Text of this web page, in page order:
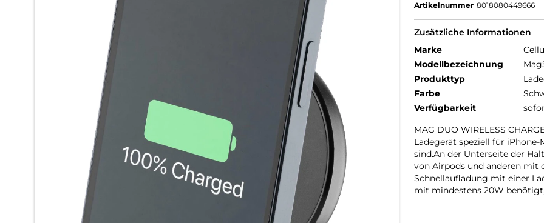
Artikelnummer 8018080449666
Zusätzliche Informationen
Marke
Modellbezeichnung
Produkttyp
Farbe
Verfügbarkeit
MAG DUO WIRELESS
Ladegerät speziell für
sind.An der Unterseite der
von Airpods und anderen mit
Schnellaufladung mit einer
mit mindestens 20W